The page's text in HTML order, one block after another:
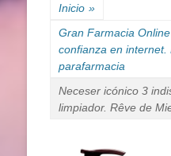
Inicio »
Gran Farmacia
confianza en
parafarmacia
Neceser icónico 3
limpiador. Rêve de